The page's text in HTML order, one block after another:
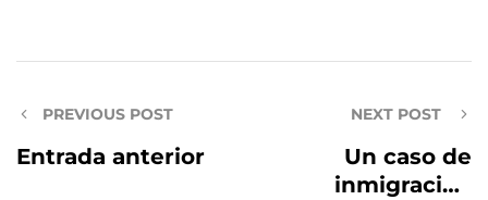
PREVIOUS POST
Entrada anterior
NEXT POST
Un caso de
inmigración